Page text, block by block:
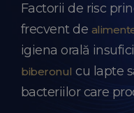
Factorii de risc
frecvent de
igiena orală
biberonul cu lapte
bacteriilor care